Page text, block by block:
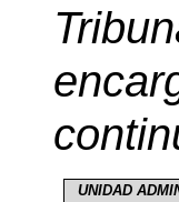
UNIDAD